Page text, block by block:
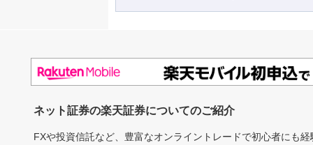
ネット証券の楽天証券についてのご紹介
FXや投資信託など、豊富なオンライントレードで初心者にも